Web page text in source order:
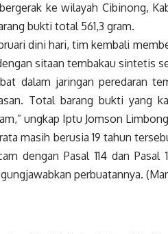
ke wilayah Cibinong,
bukti total 561,3 gram.
dini hari, tim kembali
sitaan tembakau sintetis
dalam jaringan peredaran
Total barang bukti yang
ungkap Iptu Jomson
masih berusia 19 tahun
dengan Pasal 114 dan
perbuatannya.